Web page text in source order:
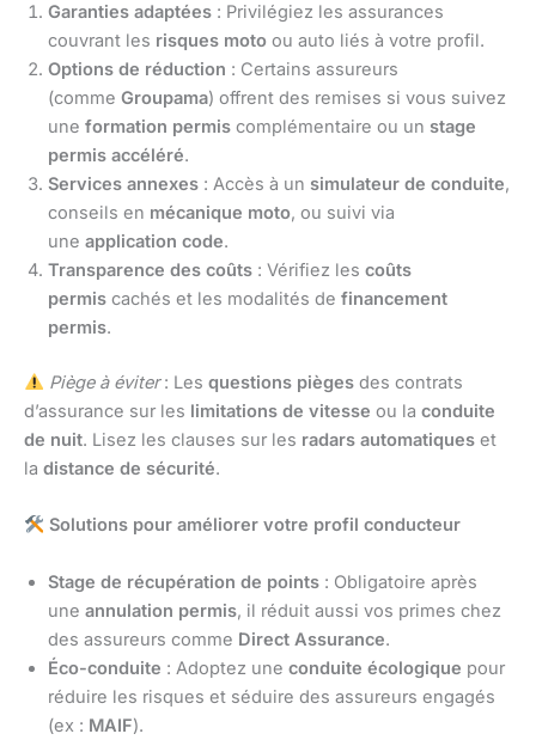
Garanties adaptées : Privilégiez les assurances
couvrant les risques moto ou auto liés à votre profil.
Options de réduction : Certains assureurs
(comme Groupama) offrent des remises si vous suivez
une formation permis complémentaire ou un stage
permis accéléré.
Services annexes : Accès à un simulateur de conduite,
conseils en mécanique moto, ou suivi via
une application code.
Transparence des coûts : Vérifiez les coûts
permis cachés et les modalités de financement
permis.
Piège à éviter: Les questions piègesdes contrats
d’assurance sur les limitations de vitesse ou la conduite
de nuit. Lisez les clauses sur les radars automatiques et
la distance de sécurité.
Solutions pour améliorer votre profil conducteur
Stage de récupération de points : Obligatoire après
une annulation permis, il réduit aussi vos primes chez
des assureurs comme Direct Assurance.
Éco-conduite : Adoptez une conduite écologique pour
réduire les risques et séduire des assureurs engagés
(ex : MAIF).